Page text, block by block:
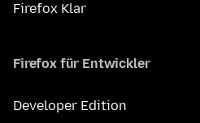
Firefox Klar
Firefox für Entwickler
Developer Edition